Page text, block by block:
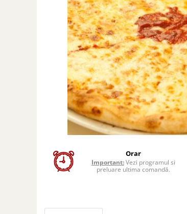
Orar
Important:Vezi programul si
preluare ultima comandă.